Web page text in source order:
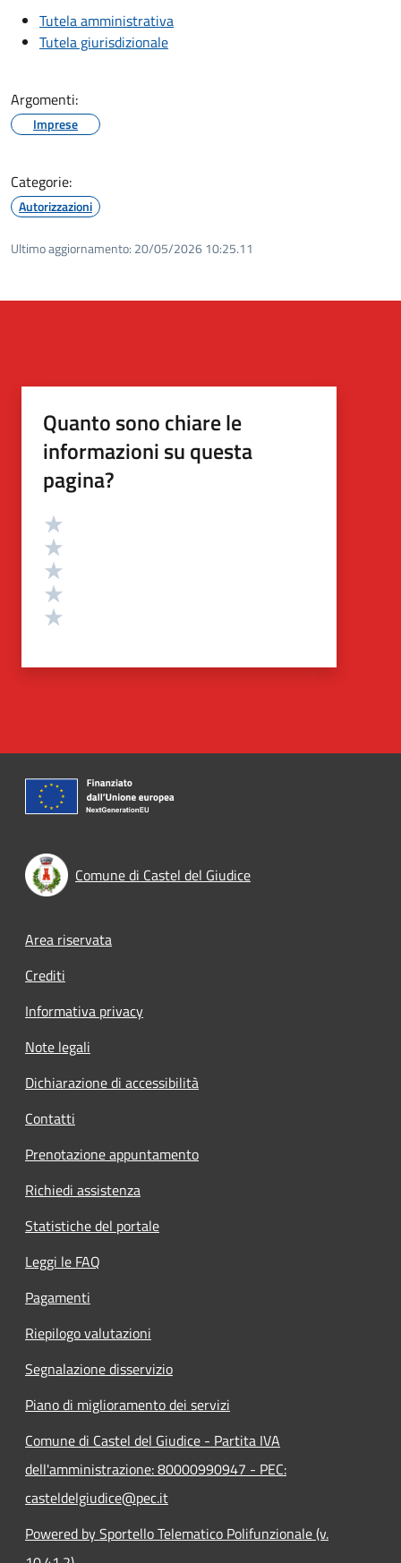
Tutela amministrativa
Tutela giurisdizionale
Argomenti:
Imprese
Categorie:
Autorizzazioni
Ultimo aggiornamento: 20/05/2026 10:25.11
Quanto sono chiare le
informazioni su questa
pagina?
Valutazione
Comune di Castel del Giudice
Footer menu
Area riservata
Crediti
Informativa privacy
Note legali
Dichiarazione di accessibilità
Contatti
Prenotazione appuntamento
Richiedi assistenza
Statistiche del portale
Leggi le FAQ
Pagamenti
Riepilogo valutazioni
Segnalazione disservizio
Piano di miglioramento dei servizi
Comune di Castel del Giudice - Partita IVA
dell'amministrazione: 80000990947 - PEC:
casteldelgiudice@pec.it
Powered by Sportello Telematico Polifunzionale (v.